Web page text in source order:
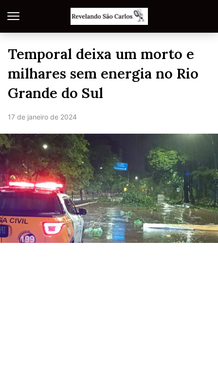
Temporal deixa um morto e
milhares sem energia no Rio
Grande do Sul
17 de janeiro de 2024